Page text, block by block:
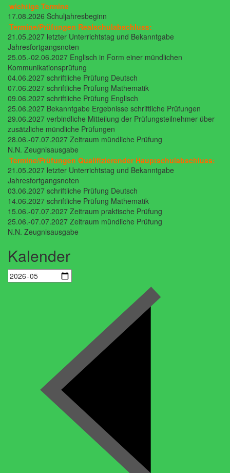
wichtige Termine
17.08.2026 Schuljahresbeginn
Termine/Prüfungen Realschulabschluss:
21.05.2027 letzter Unterrichtstag und Bekanntgabe
Jahresfortgangsnoten
25.05.-02.06.2027 Englisch in Form einer mündlichen
Kommunikationsprüfung
04.06.2027 schriftliche Prüfung Deutsch
07.06.2027 schriftliche Prüfung Mathematik
09.06.2027 schriftliche Prüfung Englisch
25.06.2027 Bekanntgabe Ergebnisse schriftliche Prüfungen
29.06.2027 verbindliche Mitteilung der Prüfungsteilnehmer über
zusätzliche mündliche Prüfungen
28.06.-07.07.2027 Zeitraum mündliche Prüfung
N.N. Zeugnisausgabe
Termine/Prüfungen Qualifizierender Hauptschulabschluss:
21.05.2027 letzter Unterrichtstag und Bekanntgabe
Jahresfortgangsnoten
03.06.2027 schriftliche Prüfung Deutsch
14.06.2027 schriftliche Prüfung Mathematik
15.06.-07.07.2027 Zeitraum praktische Prüfung
25.06.-07.07.2027 Zeitraum mündliche Prüfung
N.N. Zeugnisausgabe
Kalender